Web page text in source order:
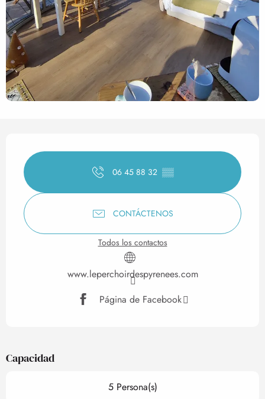
Horarios y datos de
06 45 88 32 ▒▒
CONTÁCTENOS
Todos los contactos
www.leperchoirdespyrenees.com
Página de Facebook
Capacidad
5 Persona(s)